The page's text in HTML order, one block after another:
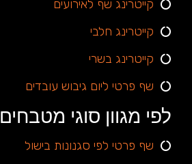
קייטרינג שף לאירועים
קייטרינג חלבי
קייטרינג בשרי
שף פרטי ליום גיבוש עובדים
לפי מגוון סוגי מטבחים
שף פרטי לפי סגנונות בישול